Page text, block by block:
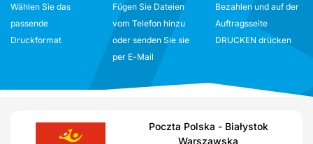
Wählen Sie das
passende
Druckformat
Fügen Sie Dateien
vom Telefon hinzu
oder senden Sie sie
per E-Mail
Bezahlen und auf der
Auftragsseite
DRUCKEN drücken
Poczta Polska - Białystok
Warszawska